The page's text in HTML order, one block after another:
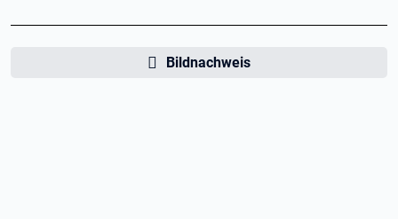
Bildnachweis